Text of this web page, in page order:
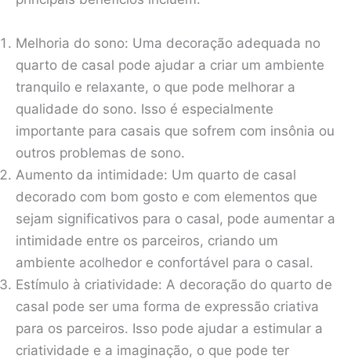
Melhoria do sono: Uma decoração adequada no
quarto de casal pode ajudar a criar um ambiente
tranquilo e relaxante, o que pode melhorar a
qualidade do sono. Isso é especialmente
importante para casais que sofrem com insônia ou
outros problemas de sono.
Aumento da intimidade: Um quarto de casal
decorado com bom gosto e com elementos que
sejam significativos para o casal, pode aumentar a
intimidade entre os parceiros, criando um
ambiente acolhedor e confortável para o casal.
Estímulo à criatividade: A decoração do quarto de
casal pode ser uma forma de expressão criativa
para os parceiros. Isso pode ajudar a estimular a
criatividade e a imaginação, o que pode ter